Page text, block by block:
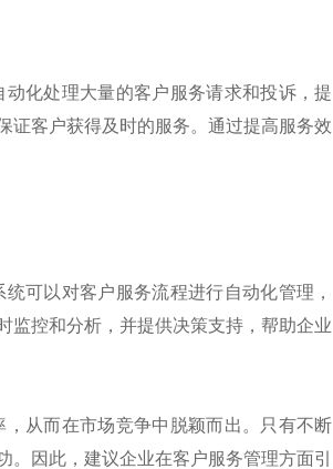
化处理大量的客户服务请求和投诉，提
证客户获得及时的服务。通过提高服务效
可以对客户服务流程进行自动化管理，
监控和分析，并提供决策支持，帮助企业
从而在市场竞争中脱颖而出。只有不断
因此，建议企业在客户服务管理方面引